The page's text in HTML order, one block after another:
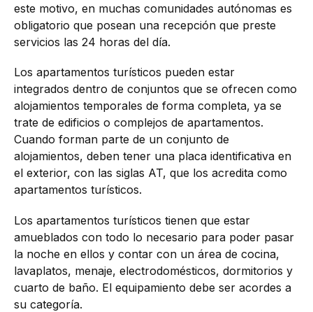
este motivo, en muchas comunidades autónomas es
obligatorio que posean una recepción que preste
servicios las 24 horas del día.
Los apartamentos turísticos pueden estar
integrados dentro de conjuntos que se ofrecen como
alojamientos temporales de forma completa, ya se
trate de edificios o complejos de apartamentos.
Cuando forman parte de un conjunto de
alojamientos, deben tener una placa identificativa en
el exterior, con las siglas AT, que los acredita como
apartamentos turísticos.
Los apartamentos turísticos tienen que estar
amueblados con todo lo necesario para poder pasar
la noche en ellos y contar con un área de cocina,
lavaplatos, menaje, electrodomésticos, dormitorios y
cuarto de baño. El equipamiento debe ser acordes a
su categoría.